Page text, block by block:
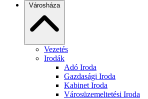
Városháza
Vezetés
Irodák
Adó Iroda
Gazdasági Iroda
Kabinet Iroda
Városüzemeltetési Iroda